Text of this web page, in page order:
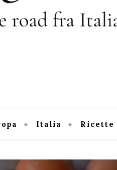
Italia Ricette